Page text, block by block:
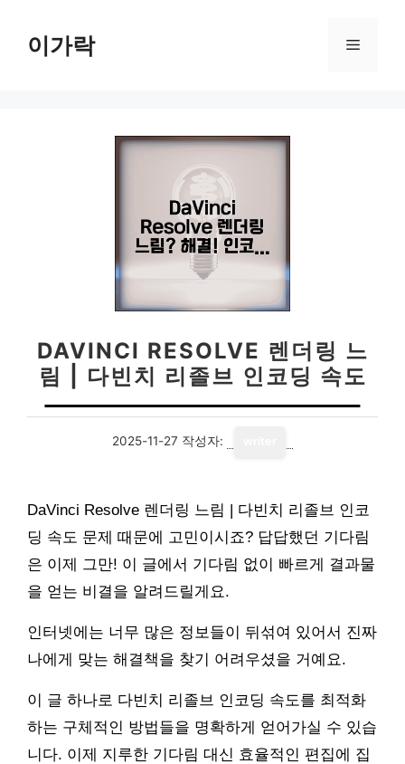
이가락 메
DAVINCI RESOLVE 렌더링 느
림 | 다빈치 리졸브 인코딩 속도
2025-11-27 작성자:
DaVinci Resolve 렌더링 느림 | 다빈치 리졸브 인코
딩 속도 문제 때문에 고민이시죠? 답답했던 기다림
은 이제 그만! 이 글에서 기다림 없이 빠르게 결과물
을 얻는 비결을 알려드릴게요.
인터넷에는 너무 많은 정보들이 뒤섞여 있어서 진짜
나에게 맞는 해결책을 찾기 어려우셨을 거예요.
이 글 하나로 다빈치 리졸브 인코딩 속도를 최적화
하는 구체적인 방법들을 명확하게 얻어가실 수 있습
니다. 이제 지루한 기다림 대신 효율적인 편집에 집